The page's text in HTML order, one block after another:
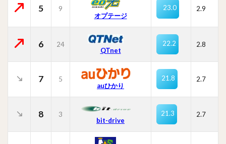
5
9
オプテージ
23.0 2.9
6 24
QTnet
22.2 2.8
7
5
auひかり
21.8 2.7
8 3
bit-drive
21.3 2.7